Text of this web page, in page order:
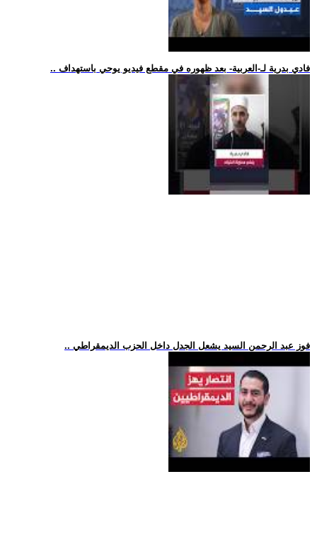
.. فادي بدرية لـ-العربية- بعد ظهوره في مقطع فيديو يوحي باستهداف
.. فوز عبد الرحمن السيد يشعل الجدل داخل الحزب الديمقراطي